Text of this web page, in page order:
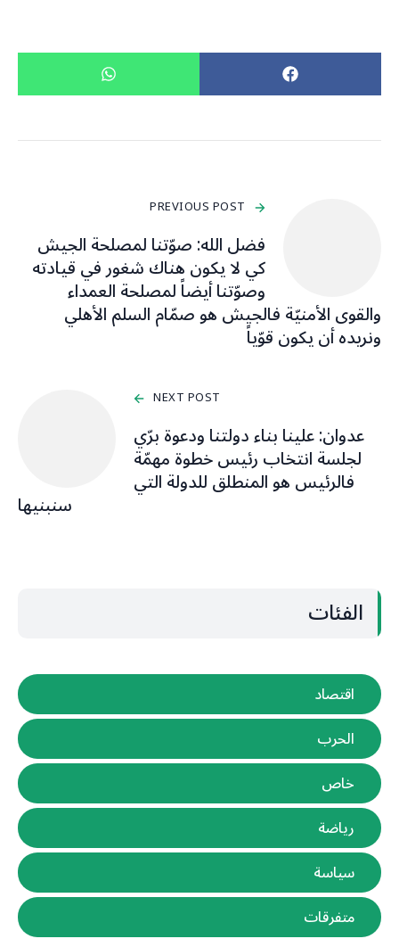
PREVIOUS POST
فضل الله: صوّتنا لمصلحة الجيش
كي لا يكون هناك شغور في قيادته
وصوّتنا أيضاً لمصلحة العمداء
والقوى الأمنيّة فالجيش هو صمّام السلم الأهلي
ونريده أن يكون قوّياً
NEXT POST
عدوان: علينا بناء دولتنا ودعوة برّي
لجلسة انتخاب رئيس خطوة مهمّة
فالرئيس هو المنطلق للدولة التي
سنبنيها
الفئات
اقتصاد
الحرب
خاص
رياضة
سياسة
متفرقات